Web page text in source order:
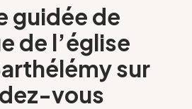
guidée de
de l’église
sur
vous